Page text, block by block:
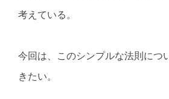
考えている。
今回は、このシンプルな法則につ
きたい。